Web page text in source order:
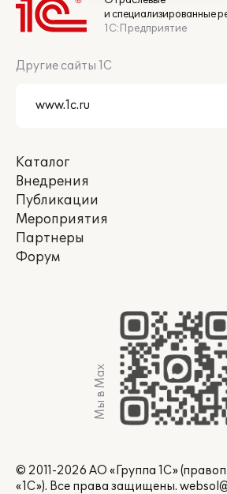
и специализированные
1С:Предприятие
Другие сайты 1С
Каталог
Внедрения
Публикации
Мероприятия
Партнеры
Форум
Мы в Max
© 2011-2026 АО «Группа 1С»
«1С»). Все права защищены.